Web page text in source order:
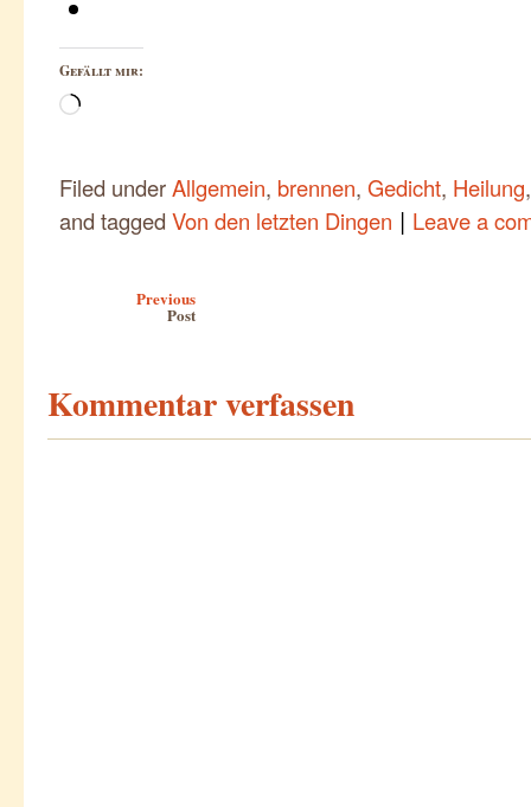
Gefällt mir:
Wird
Filed underAllgemein, brennen, Gedicht, Heilung
and tagged Von den letzten Dingen | Leave a
Previous
Post
Kommentar verfassen